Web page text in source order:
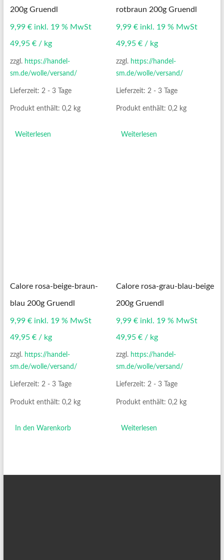
200g Gruendl
9,99 € inkl. 19 % MwSt
49,95 €/ kg
zzgl. https://handel-
sm.de/wolle/versand/
Lieferzeit: 2 - 3 Tage
Produkt enthält: 0,2 kg
Weiterlesen
rotbraun 200g Gruendl
9,99€ inkl. 19 % MwSt
49,95€ / kg
zzgl. https://handel-
sm.de/wolle/versand/
Lieferzeit: 2 - 3 Tage
Produkt enthält: 0,2 kg
Weiterlesen
Calore rosa-beige-braun-
blau 200g Gruendl
9,99 € inkl. 19 % MwSt
49,95 €/ kg
zzgl. https://handel-
sm.de/wolle/versand/
Lieferzeit: 2 - 3 Tage
Produkt enthält: 0,2 kg
In den Warenkorb
Calore rosa-grau-blau-beige
200g Gruendl
9,99€ inkl. 19 % MwSt
49,95€ / kg
zzgl. https://handel-
sm.de/wolle/versand/
Lieferzeit:2 - 3 Tage
Produkt enthält: 0,2 kg
Weiterlesen